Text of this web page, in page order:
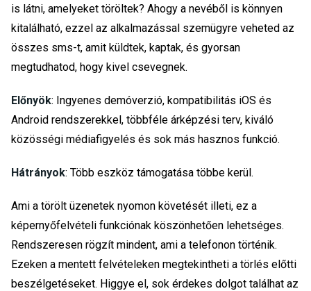
is látni, amelyeket töröltek? Ahogy a nevéből is könnyen
kitalálható, ezzel az alkalmazással szemügyre veheted az
összes sms-t, amit küldtek, kaptak, és gyorsan
megtudhatod, hogy kivel csevegnek.
Előnyök: Ingyenes demóverzió, kompatibilitás iOS és
Android rendszerekkel, többféle árképzési terv, kiváló
közösségi médiafigyelés és sok más hasznos funkció.
Hátrányok: Több eszköz támogatása többe kerül.
Ami a törölt üzenetek nyomon követését illeti, ez a
képernyőfelvételi funkciónak köszönhetően lehetséges.
Rendszeresen rögzít mindent, ami a telefonon történik.
Ezeken a mentett felvételeken megtekintheti a törlés előtti
beszélgetéseket. Higgye el, sok érdekes dolgot találhat az